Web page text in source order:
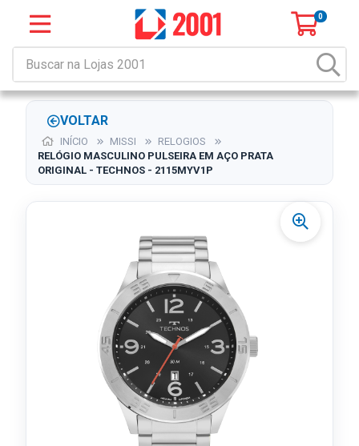
0
VOLTAR
INÍCIO MISSI
RELOGIOS
RELÓGIO MASCULINO PULSEIRA EM AÇO PRATA
ORIGINAL - TECHNOS - 2115MYV1P